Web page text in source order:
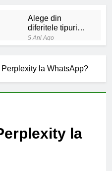
Alege din
diferitele tipuri
de bratara de
argint
5 Ani Ago
5 Ani Ago
campanie ale lui
Donald Trump
6 Ani Ago
la WhatsApp?
la